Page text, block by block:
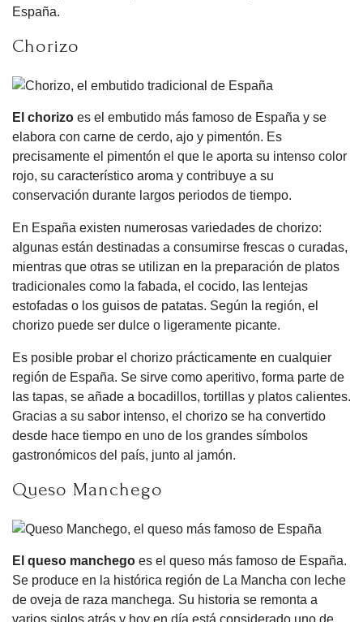
España.
Chorizo
El chorizo es el embutido más famoso de España y se
elabora con carne de cerdo, ajo y pimentón. Es
precisamente el pimentón el que le aporta su intenso color
rojo, su característico aroma y contribuye a su
conservación durante largos periodos de tiempo.
En España existen numerosas variedades de chorizo:
algunas están destinadas a consumirse frescas o curadas,
mientras que otras se utilizan en la preparación de platos
tradicionales como la fabada, el cocido, las lentejas
estofadas o los guisos de patatas. Según la región, el
chorizo puede ser dulce o ligeramente picante.
Es posible probar el chorizo prácticamente en cualquier
región de España. Se sirve como aperitivo, forma parte de
las tapas, se añade a bocadillos, tortillas y platos calientes.
Gracias a su sabor intenso, el chorizo se ha convertido
desde hace tiempo en uno de los grandes símbolos
gastronómicos del país, junto al jamón.
Queso Manchego
El queso manchego es el queso más famoso de España.
Se produce en la histórica región de La Mancha con leche
de oveja de raza manchega. Su historia se remonta a
varios siglos atrás y hoy en día está considerado uno de